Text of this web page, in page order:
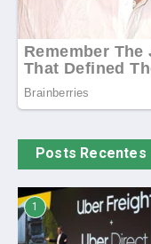
Posts Recentes
1